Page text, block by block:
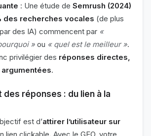
: Une étude de Semrush (2024)
des recherches vocales (de plus
des IA) commencent par «
» ou « quel est le meilleur ».
privilégier des réponses directes,
.
des réponses : du lien à la
est d’attirer l’utilisateur sur